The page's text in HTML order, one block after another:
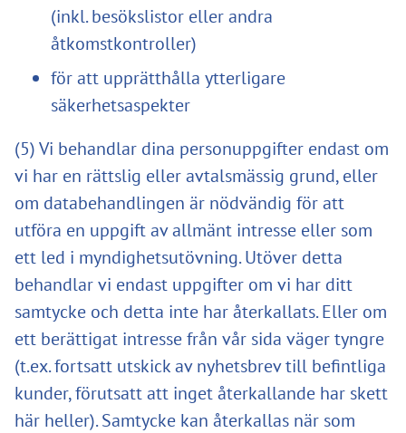
(inkl. besökslistor eller andra
åtkomstkontroller)
för att upprätthålla ytterligare
säkerhetsaspekter
(5) Vi behandlar dina personuppgifter endast om
vi har en rättslig eller avtalsmässig grund, eller
om databehandlingen är nödvändig för att
utföra en uppgift av allmänt intresse eller som
ett led i myndighetsutövning. Utöver detta
behandlar vi endast uppgifter om vi har ditt
samtycke och detta inte har återkallats. Eller om
ett berättigat intresse från vår sida väger tyngre
(t.ex. fortsatt utskick av nyhetsbrev till befintliga
kunder, förutsatt att inget återkallande har skett
här heller). Samtycke kan återkallas när som